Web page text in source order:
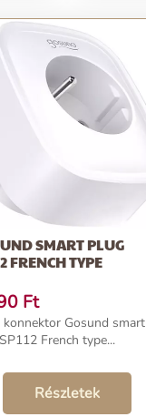
SMART PLUG
FRENCH TYPE
Ft
konnektor Gosund smart
French type...
Részletek